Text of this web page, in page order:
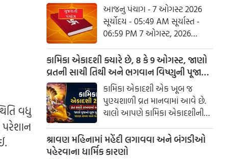
વધુ
આજનુ પંચાગ - 7 ઓગસ્ટ 2026
સૂર્યોદય - 05:49 AM સૂર્યાસ્ત -
06:59 PM 7 ઓગસ્ટ, 2026
શુક્રવાર આષાઢ વદ નોમ - વિક્રમ
સંવત 2082
કામિકા એકાદશી ક્યારે છે, 8 કે 9 ઓગસ્ટ, જાણો
વ્રતની સાચી તિથી અને ભગવાન વિષ્ણુની પૂજાનું
શુભ મુહૂર્ત
કામિકા એકાદશી એક ખૂબ જ
પુણ્યશાળી વ્રત માનવામાં આવે છે.
ચાલો આપણે કામિકા એકાદશીની
ચોક્કસ તારીખ અને આ દિવસે પૂજા
કરવાનો શુભ સમય જાણીએ.
શ્રાવણ મહિનામાં મહેંદી લગાવવા અને બંગડીઓ
પહેરવાના ધાર્મિક કારણો